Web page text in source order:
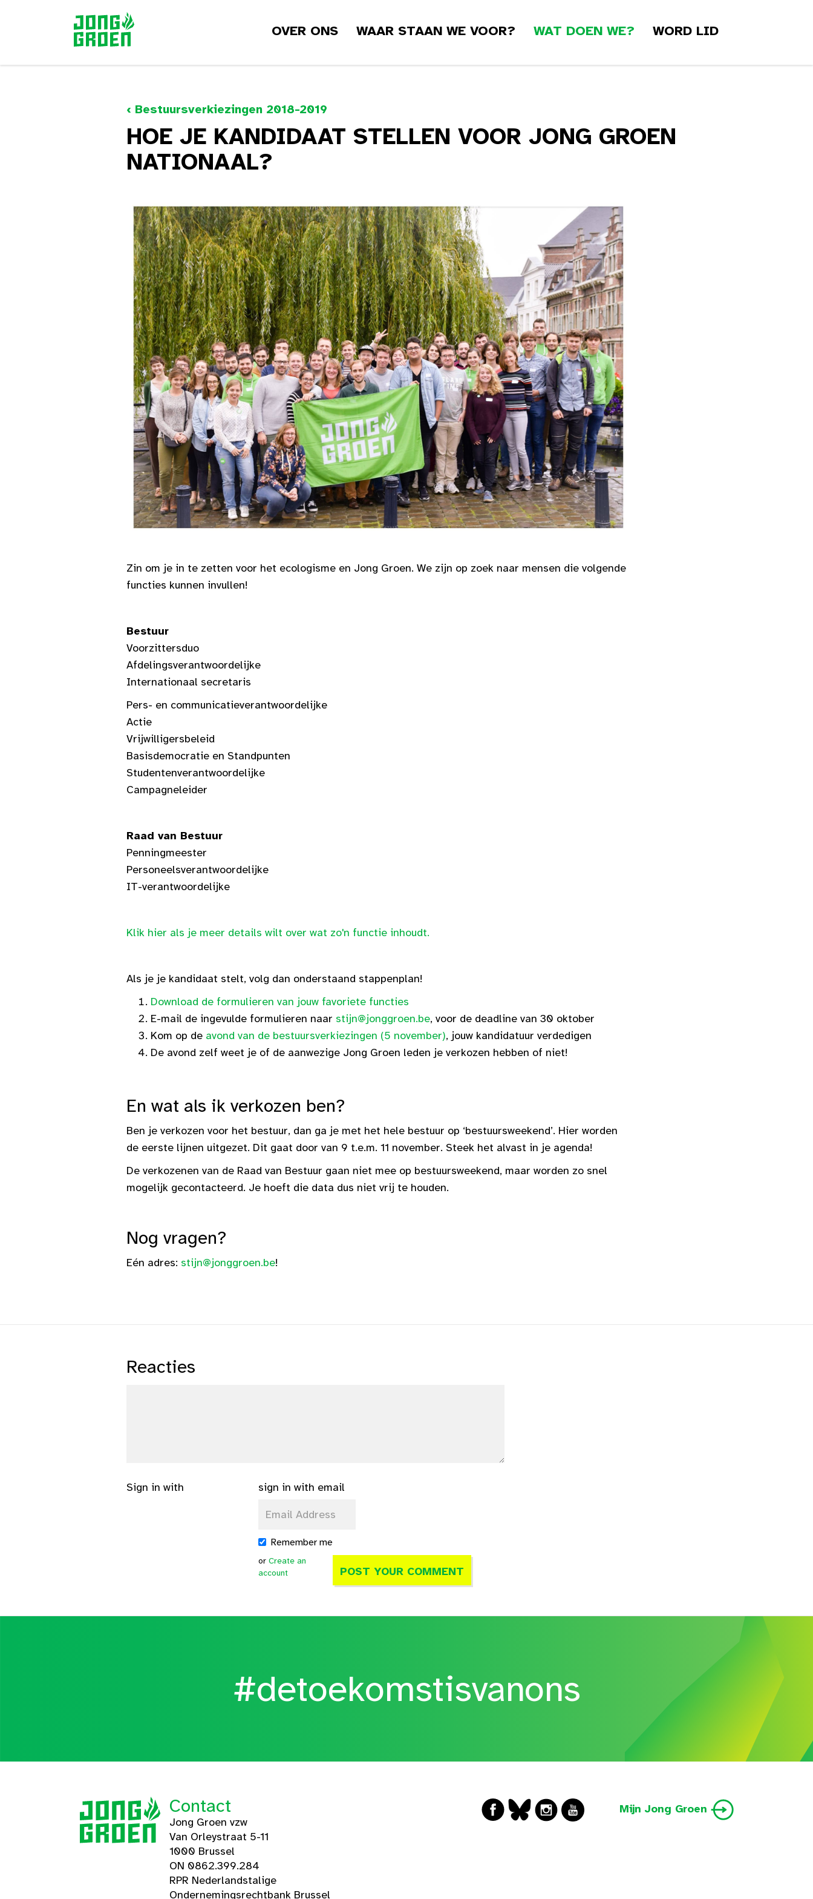
OVER ONS WAAR STAAN WE VOOR? WAT DOEN WE? WORD LID
‹ Bestuursverkiezingen 2018-2019
HOE JE KANDIDAAT STELLEN VOOR JONG GROEN
NATIONAAL?
Zin om je in te zetten voor het ecologisme en Jong Groen. We zijn op zoek naar mensen die volgende
functies kunnen invullen!
Bestuur
Voorzittersduo
Afdelingsverantwoordelijke
Internationaal secretaris
Pers- en communicatieverantwoordelijke
Actie
Vrijwilligersbeleid
Basisdemocratie en Standpunten
Studentenverantwoordelijke
Campagneleider
Raad van Bestuur
Penningmeester
Personeelsverantwoordelijke
IT-verantwoordelijke
Klik hier als je meer details wilt over wat zo'n functie inhoudt.
Als je je kandidaat stelt, volg dan onderstaand stappenplan!
Download de formulieren van jouw favoriete functies
E-mail de ingevulde formulieren naar stijn@jonggroen.be, voor de deadline van 30 oktober
Kom op de avond van de bestuursverkiezingen (5 november), jouw kandidatuur verdedigen
De avond zelf weet je of de aanwezige Jong Groen leden je verkozen hebben of niet!
En wat als ik verkozen ben?
Ben je verkozen voor het bestuur, dan ga je met het hele bestuur op ‘bestuursweekend’. Hier worden
de eerste lijnen uitgezet. Dit gaat door van 9 t.e.m. 11 november. Steek het alvast in je agenda!
De verkozenen van de Raad van Bestuur gaan niet mee op bestuursweekend, maar worden zo snel
mogelijk gecontacteerd. Je hoeft die data dus niet vrij te houden.
Nog vragen?
Eén adres: stijn@jonggroen.be!
Reacties
Sign in with sign in with email
Remember me
orCreate an
account
#detoekomstisvanons
Contact
Jong Groen vzw
Van Orleystraat 5-11
1000 Brussel
ON 0862.399.284
RPR Nederlandstalige
Ondernemingsrechtbank Brussel
Mijn Jong Groen